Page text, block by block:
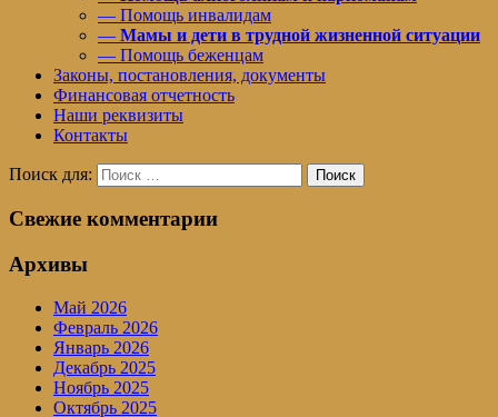
— Помощь инвалидам
— Мамы и дети в трудной жизненной ситуации
— Помощь беженцам
Законы, постановления, документы
Финансовая отчетность
Наши реквизиты
Контакты
Поиск для: Поиск
Свежие комментарии
Архивы
Май 2026
Февраль 2026
Январь 2026
Декабрь 2025
Ноябрь 2025
Октябрь 2025